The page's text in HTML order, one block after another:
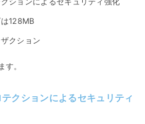
128MB
クション
す。
クションによるセキュリティ